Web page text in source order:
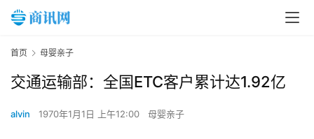
首页 母婴亲子
交通运输部：全国ETC客户累计达1.92亿
alvin 1970年1月1日 上午12:00 母婴亲子